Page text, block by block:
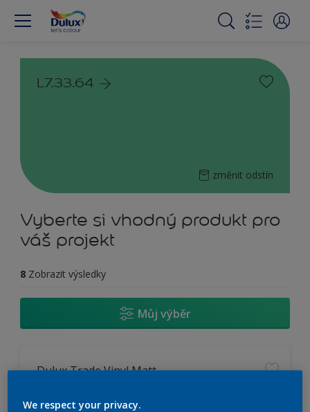
L7.33.64
změnit odstín
Vyberte si vhodný produkt pro
váš projekt
8 Zobrazit výsledky
Můj výběr
Dulux Trade Vinyl Matt
Omyvatelný
We respect your privacy.